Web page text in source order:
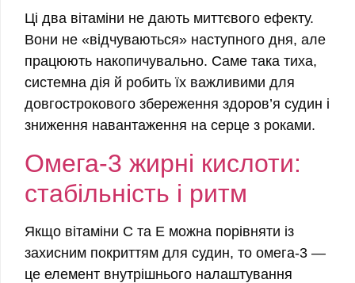
Ці два вітаміни не дають миттєвого ефекту.
Вони не «відчуваються» наступного дня, але
працюють накопичувально. Саме така тиха,
системна дія й робить їх важливими для
довгострокового збереження здоров’я судин і
зниження навантаження на серце з роками.
Омега-3 жирні кислоти:
стабільність і ритм
Якщо вітаміни C та E можна порівняти із
захисним покриттям для судин, то омега-3 —
це елемент внутрішнього налаштування